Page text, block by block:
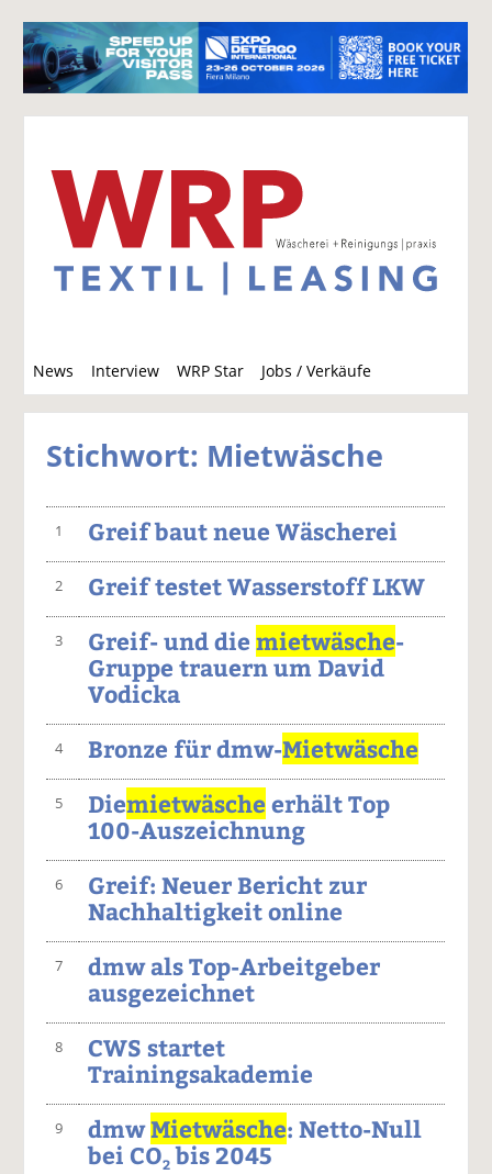
News Interview WRP Star Jobs / Verkäufe
u
c
Stichwort: Mietwäsche
1 Greif baut neue Wäscherei
2 Greif testet Wasserstoff LKW
3 Greif- und diemietwäsche-
Gruppe trauern um David
Vodicka
4 Bronze für dmw-Mietwäsche
5 Diemietwäsche erhält Top
100-Auszeichnung
6
Greif: Neuer Bericht zur
Nachhaltigkeit online
7
dmw als Top-Arbeitgeber
ausgezeichnet
8
CWS startet
Trainingsakademie
9 dmwMietwäsche: Netto-Null
bei CO2bis 2045